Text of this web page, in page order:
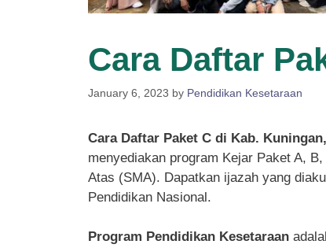
Cara Daftar
January 6, 2023 by Pendidikan Kesetaraan
Cara Daftar Paket C di Kab.
menyediakan program Kejar Paket A,
Atas (SMA). Dapatkan ijazah yang
Pendidikan Nasional.
Program Pendidikan Kesetaraan